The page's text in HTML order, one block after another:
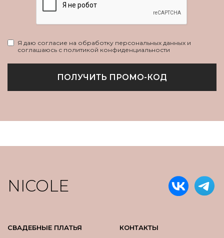
Я даю согласие на обработку персональных данных и
соглашаюсь с политикой конфиденциальности
ПОЛУЧИТЬ ПРОМО-КОД
NICOLE
СВАДЕБНЫЕ ПЛАТЬЯ
КОНТАКТЫ